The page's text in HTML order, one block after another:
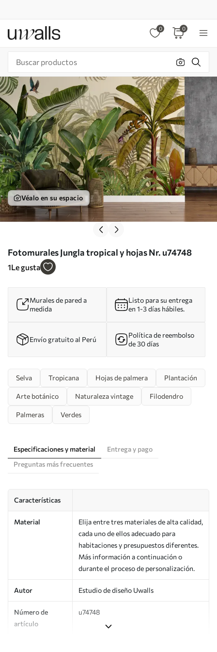
0 0
Véalo en su espacio
Fotomurales Jungla tropical y hojas Nr. u74748
1Le gusta
Murales de pared a
medida
Listo para su entrega
en 1-3 días hábiles.
Envío gratuito al Perú
Política de reembolso
de 30 días
Selva Tropicana Hojas de palmera Plantación
Arte botánico Naturaleza vintage Filodendro
Palmeras Verdes
Especificaciones y material
Entrega y pago
Preguntas más frecuentes
Características
Material
Elija entre tres materiales de alta calidad,
cada uno de ellos adecuado para
habitaciones y presupuestos diferentes.
Más información a continuación o
durante el proceso de personalización.
Autor Estudio de diseño Uwalls
Número de
artículo
u74748